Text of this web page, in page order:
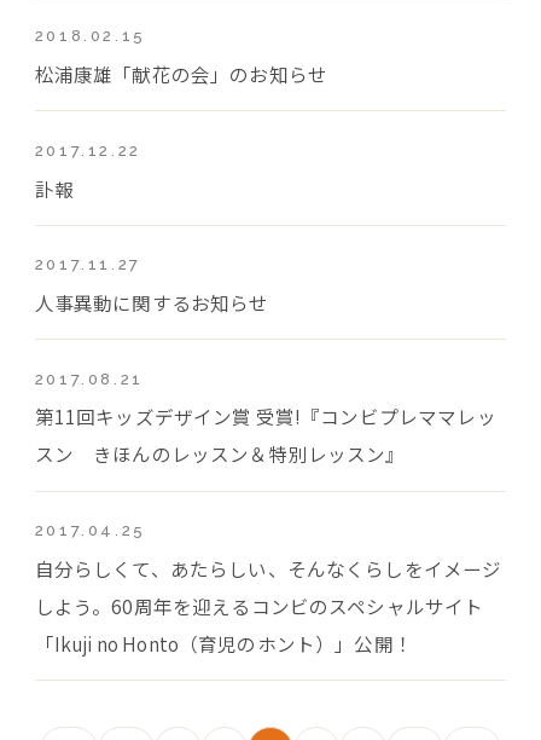
2018.02.15
松浦康雄「献花の会」のお知らせ
2017.12.22
訃報
2017.11.27
人事異動に関するお知らせ
2017.08.21
第11回キッズデザイン賞 受賞!『コンビプレママレッ
スン きほんのレッスン＆特別レッスン』
2017.04.25
自分らしくて、あたらしい、そんなくらしをイメージ
しよう。60周年を迎えるコンビのスペシャルサイト
「Ikuji no Honto（育児のホント）」公開！